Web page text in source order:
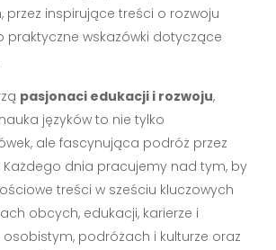
przez inspirujące treści o rozwoju
praktyczne wskazówki dotyczące
pasjonaci edukacji i rozwoju,
języków to nie tylko
ale fascynująca podróż przez
Każdego dnia pracujemy nad tym, by
treści w sześciu kluczowych
obcych, edukacji, karierze i
osobistym, podróżach i kulturze oraz